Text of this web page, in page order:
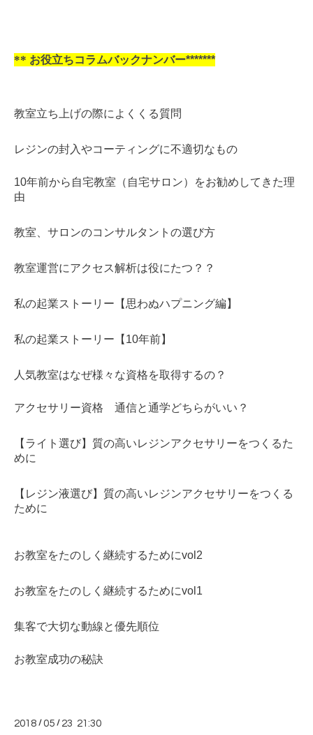
** お役立ちコラムバックナンバー*******
教室立ち上げの際によくくる質問
レジンの封入やコーティングに不適切なもの
10年前から自宅教室（自宅サロン）をお勧めしてきた理
由
教室、サロンのコンサルタントの選び方
教室運営にアクセス解析は役にたつ？？
私の起業ストーリー【思わぬハプニング編】
私の起業ストーリー【10年前】
人気教室はなぜ様々な資格を取得するの？
アクセサリー資格 通信と通学どちらがいい？
【ライト選び】質の高いレジンアクセサリーをつくるた
めに
【レジン液選び】質の高いレジンアクセサリーをつくる
ために
お教室をたのしく継続するためにvol2
お教室をたのしく継続するためにvol1
集客で大切な動線と優先順位
お教室成功の秘訣
2018 /05 / 23 21:30